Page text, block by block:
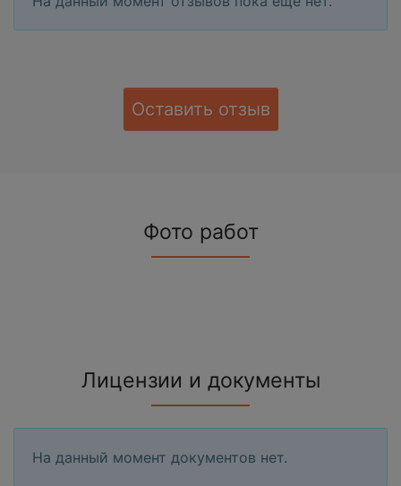
Оставить отзыв
Фото работ
Лицензии и документы
На данный момент документов нет.